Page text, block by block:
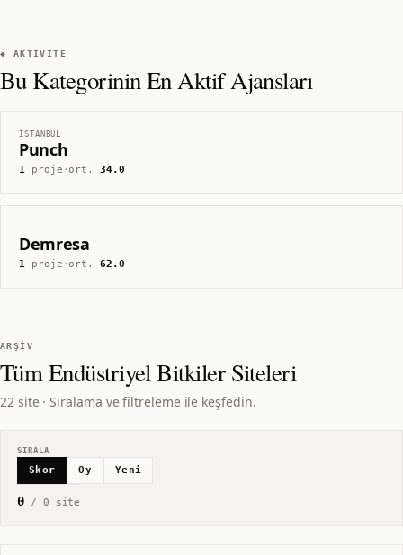
◆ AKTIVITE
Bu Kategorinin En Aktif Ajansları
İSTANBUL
Punch
1proje ·ort.34.0
Demresa
1proje ·ort.62.0
ARŞIV
TümEndüstriyel BitkilerSiteleri
22 site · Sıralama ve filtreleme ile keşfedin.
SIRALA
Skor Oy Yeni
0/ 0 site